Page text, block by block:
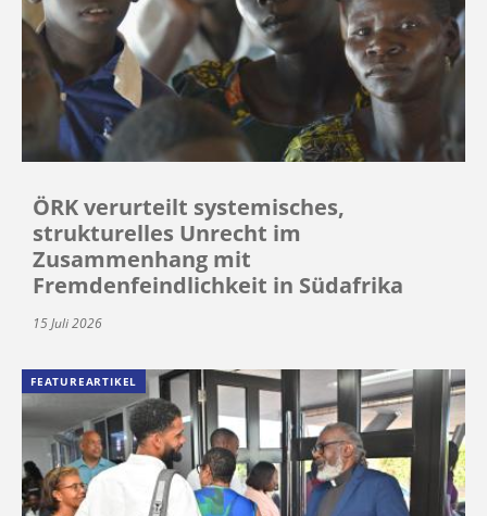
ÖRK verurteilt systemisches,
strukturelles Unrecht im
Zusammenhang mit
Fremdenfeindlichkeit in Südafrika
15 Juli 2026
FEATUREARTIKEL